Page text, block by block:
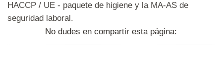
HACCP / UE - paquete de higiene y la MA-AS de
seguridad laboral.
No dudes en compartir esta página: